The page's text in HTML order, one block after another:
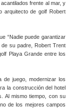
frente al mar, y
arquitecto de golf Robert
“Nadie puede garantizar
su padre, Robert Trent
Playa Grande entre los
de juego, modernizar los
la construcción del hotel
Al mismo tiempo, con su
de los mejores campos